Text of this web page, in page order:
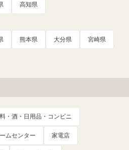
高知県
熊本県 大分県 宮崎県
・酒・日用品・コンビニ
ムセンター 家電店